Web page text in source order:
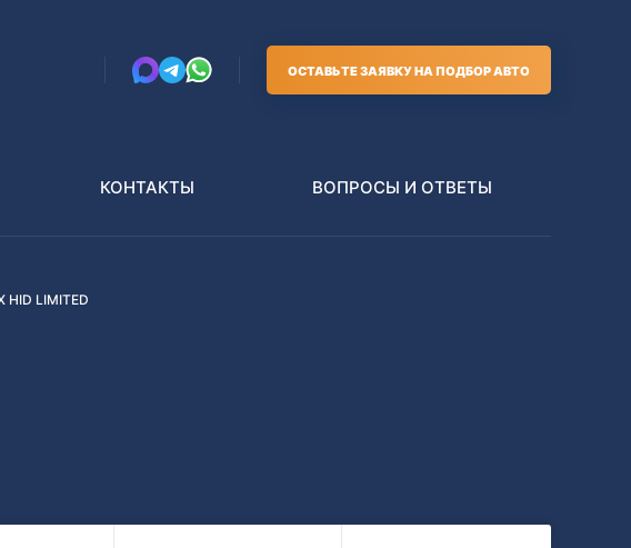
ОСТАВЬТЕ ЗАЯВКУ НА ПОДБОР АВТО
КОНТАКТЫ ВОПРОСЫ И ОТВЕТЫ
HID LIMITED